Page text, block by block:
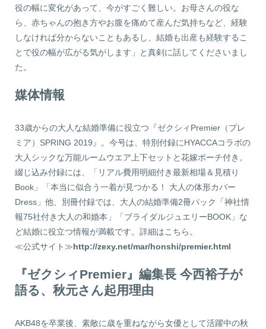
役の幅に変化があって、今がすごく難しい。お母さんの役な
ら、赤ちゃんの抱き方やお腹を痛めて産んだ気持ちなど、経験
しなければ分からないこともあるし、結婚も出産も経験するこ
とで役の幅が広がる気がします」と真剣に話してくださいまし
た。
媒体情報
33歳からの大人な結婚準備に役立つ『ゼクシィPremier（プレ
ミア）SPRING 2019』。今号は、特別付録にHYACCAコラボの
大人シックな万能ルームウエア上下セットと花嫁ポーチ付き。
綴じ込み付録には、「リアル費用明細付き最新相場＆見積り
Book」「本当に似合う一着が見つかる！ 大人の体形カバー
Dress」他、別冊付録では、大人の結婚準備2冊パック「神社情
報75社付き大人の和婚本」「ブライダルジュエリーBOOK」な
ど結婚に役立つ情報が満載です。詳細はこちら。
≪公式サイト≫http://zexy.net/mar/honshi/premier.html
『ゼクシィPremier』編集長 今西裕子が
語る、秋元さん起用理由
AKB48を卒業後、素敵に歳を重ねながら女優として活躍中の秋